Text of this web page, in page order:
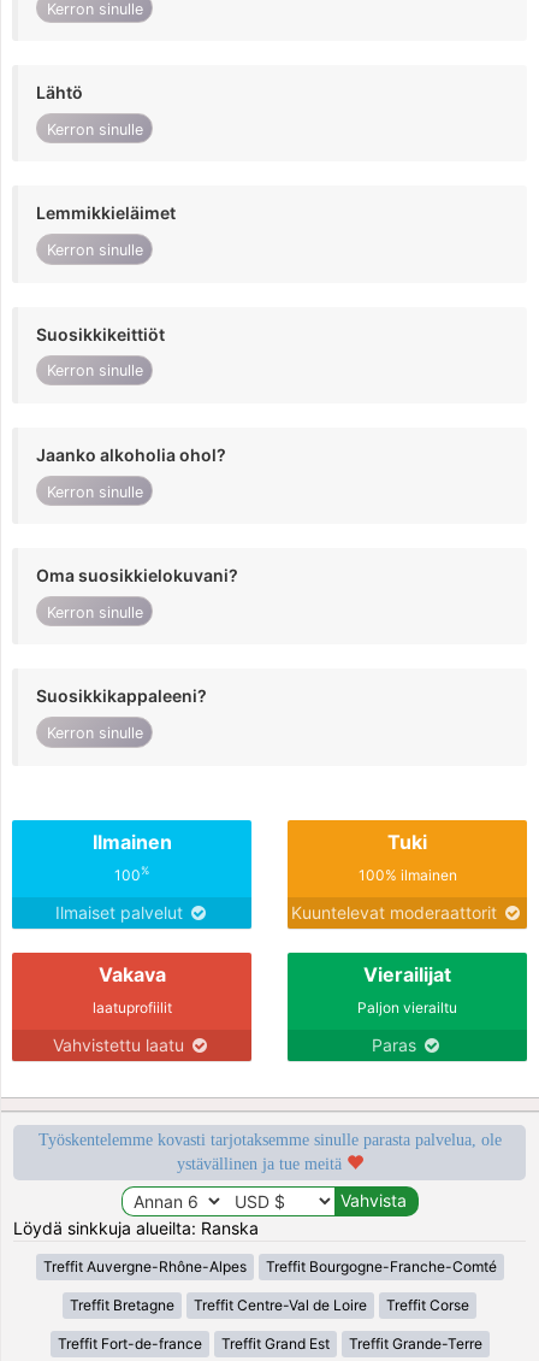
Kerron sinulle
Lähtö
Kerron sinulle
Lemmikkieläimet
Kerron sinulle
Suosikkikeittiöt
Kerron sinulle
Jaanko alkoholia ohol?
Kerron sinulle
Oma suosikkielokuvani?
Kerron sinulle
Suosikkikappaleeni?
Kerron sinulle
Ilmainen
100%
Ilmaiset palvelut
Tuki
100% ilmainen
Kuuntelevat moderaattorit
Vakava
laatuprofiilit
Vahvistettu laatu
Vierailijat
Paljon vierailtu
Paras
Työskentelemme kovasti tarjotaksemme sinulle parasta palvelua, ole
ystävällinen ja tue meitä
Löydä sinkkuja alueilta: Ranska
Treffit Auvergne-Rhône-Alpes Treffit Bourgogne-Franche-Comté
Treffit Bretagne Treffit Centre-Val de Loire Treffit Corse
Treffit Fort-de-france Treffit Grand Est Treffit Grande-Terre